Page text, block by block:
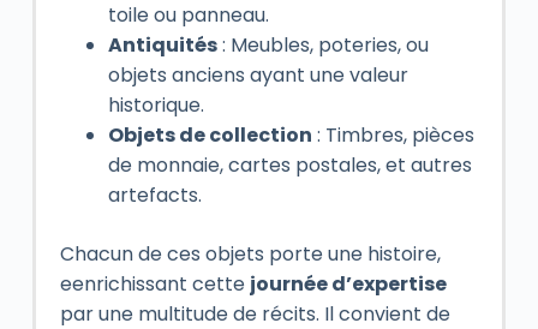
toile ou panneau.
Antiquités: Meubles, poteries, ou
objets anciens ayant une valeur
historique.
Objets de collection : Timbres, pièces
de monnaie, cartes postales, et autres
artefacts.
Chacun de ces objets porte une histoire,
eenrichissant cette journée d’expertise
par une multitude de récits. Il convient de